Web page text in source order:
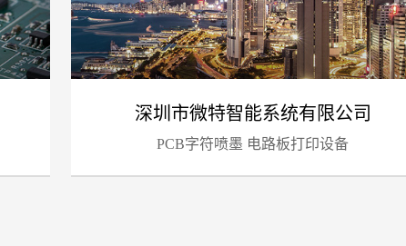
深圳市微特智能系统有限公司
PCB字符喷墨 电路板打印设备